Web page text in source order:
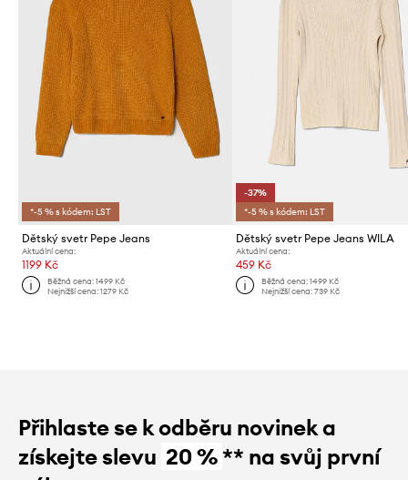
*-5 % s kódem: LST
Dětský svetr Pepe Jeans
Aktuální cena:
1199 Kč
Běžná cena:1499 Kč
Nejnižší cena:1279 Kč
-37%
*-5 % s kódem: LST
Dětský svetr Pepe Jeans WILA
Aktuální cena:
459 Kč
Běžná cena: 1499 Kč
Nejnižší cena: 739 Kč
Přihlaste se k odběru novinek a
získejte slevu 20 %** na svůj první